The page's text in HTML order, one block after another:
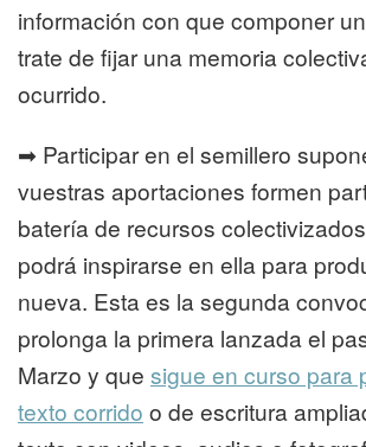
información con que componer
trate de fijar una memoria
ocurrido.
➡ Participar en el semillero
vuestras aportaciones formen
batería de recursos
podrá inspirarse en ella para
nueva. Esta es la segunda
prolonga la primera lanzada el
Marzo y que sigue en curso para
texto corrido o de escritura